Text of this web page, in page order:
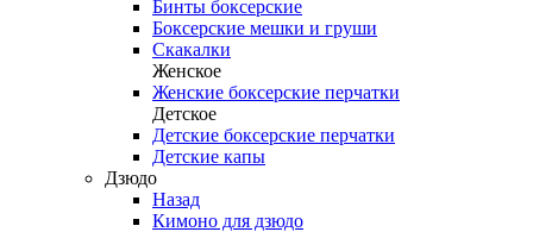
Бинты боксерские
Боксерские мешки и груши
Скакалки
Женское
Женские боксерские перчатки
Детское
Детские боксерские перчатки
Детские капы
Дзюдо
Назад
Кимоно для дзюдо